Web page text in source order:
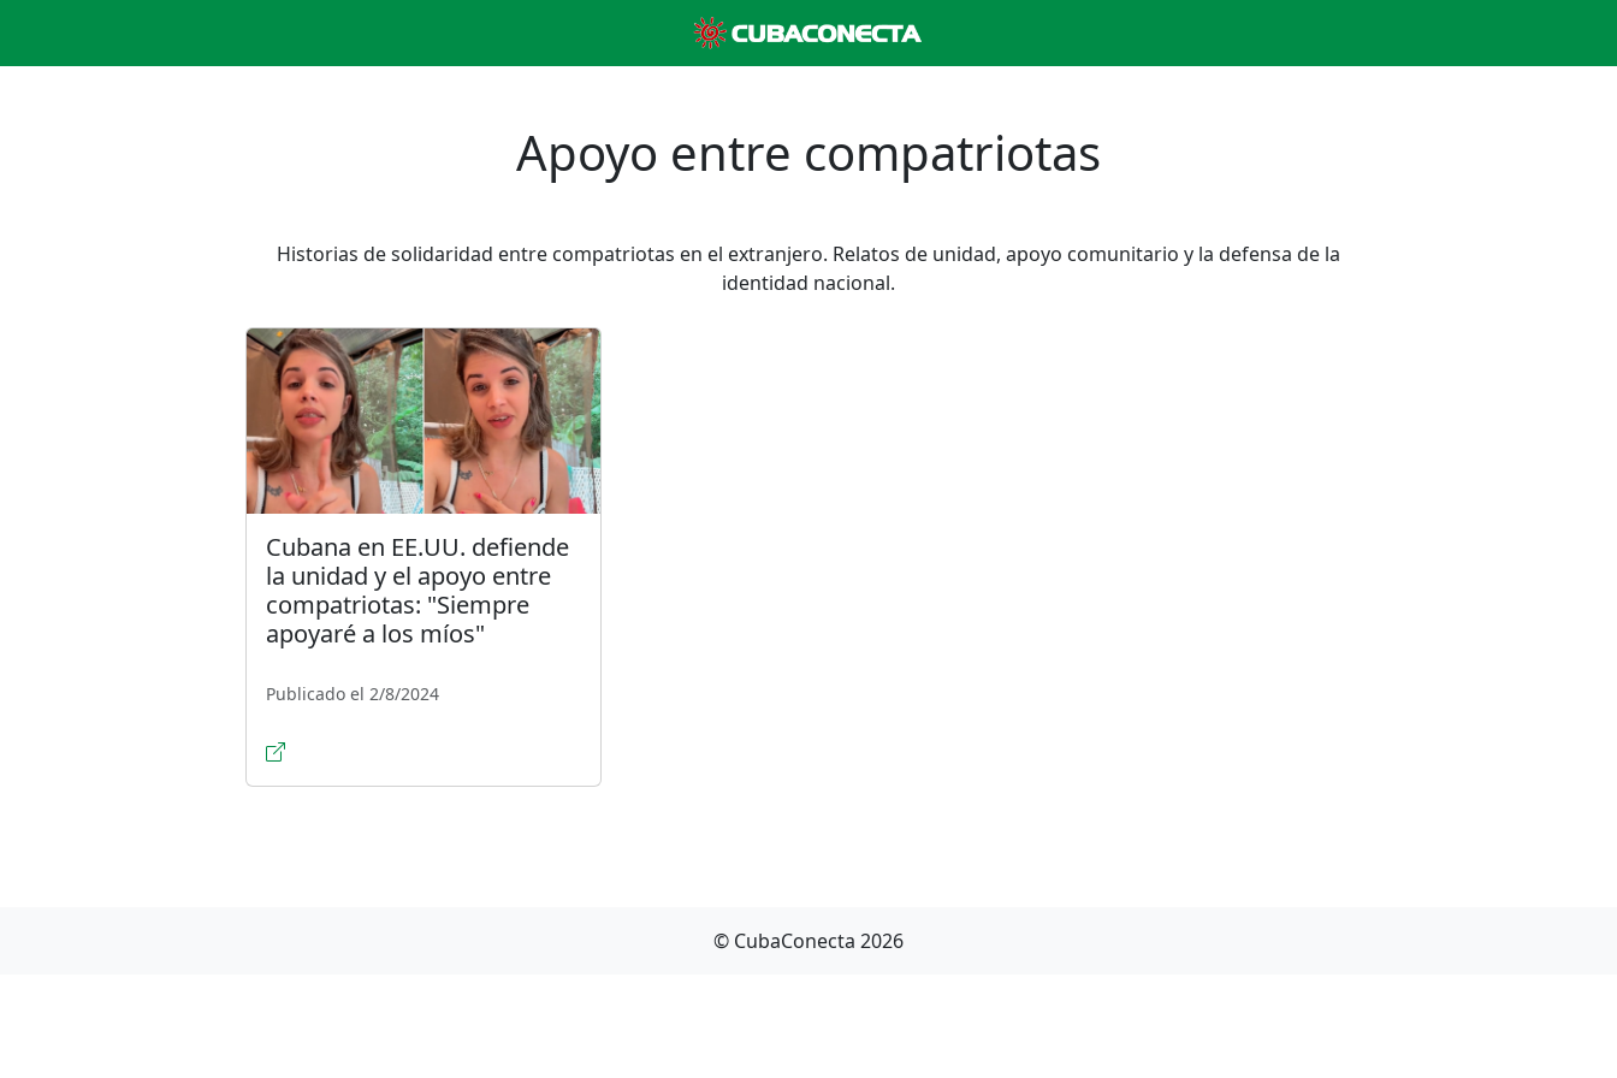
Apoyo entre compatriotas
Historias de solidaridad entre compatriotas en el extranjero. Relatos de unidad, apoyo comunitario y la defensa de la
identidad nacional.
Cubana en EE.UU. defiende
la unidad y el apoyo entre
compatriotas: "Siempre
apoyaré a los míos"
Publicado el 2/8/2024
© CubaConecta 2026